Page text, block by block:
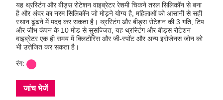
यह थ्रस्टिंग और बीड्स रोटेशन वाइब्रेटर रेशमी चिकने तरल सिलिकॉन से बना
है और अंदर का नरम सिलिकॉन जो मोड़ने योग्य है, महिलाओं को आसानी से सही
स्थान ढूंढने में मदद कर सकता है। थ्रस्टिंग और बीड्स रोटेशन की 3 गति, टिप
और जीभ कंपन के 10 मोड से सुसज्जित, यह थ्रस्टिंग और बीड्स रोटेशन
वाइब्रेटर एक ही समय में क्लिटोरिस और जी-स्पॉट और अन्य इरोजेनस जोन को
भी उत्तेजित कर सकता है।
रंग:
जांच भेजें